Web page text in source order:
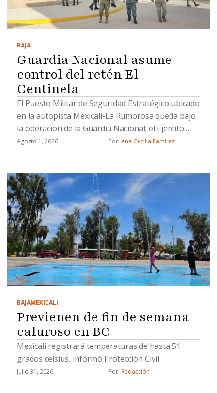
BAJA
Guardia Nacional asume
control del retén El
Centinela
El Puesto Militar de Seguridad Estratégico ubicado
en la autopista Mexicali-La Rumorosa queda bajo
la operación de la Guardia Nacional; el Ejército
brindará apoyo temporal durante la transición
Agosto 1, 2026 Por: Ana Cecilia Ramírez
BAJAMEXICALI
Previenen de fin de semana
caluroso en BC
Mexicali registrará temperaturas de hasta 51
grados celsius, informó Protección Civil
Julio 31, 2026 Por: Redacción